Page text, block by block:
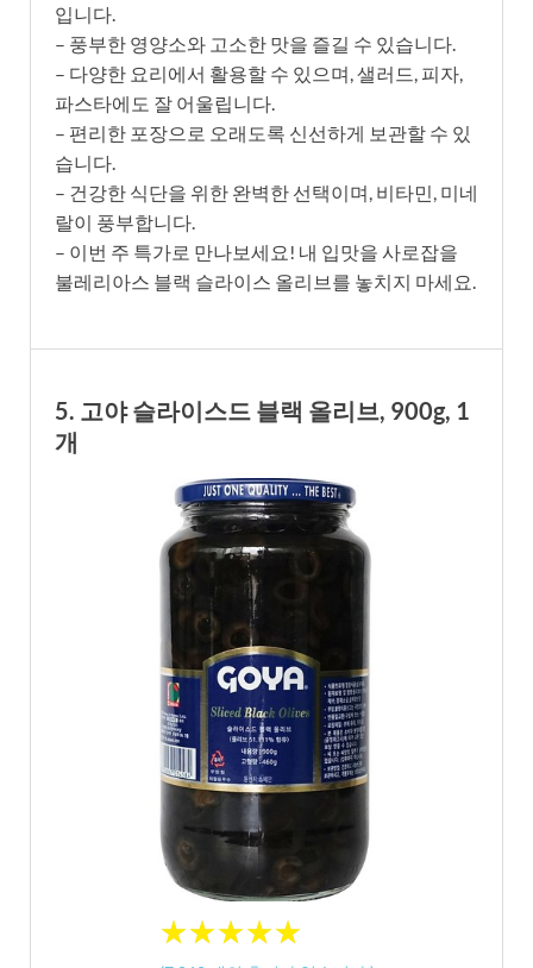
입니다.
– 풍부한 영양소와 고소한 맛을 즐길 수 있습니다.
– 다양한 요리에서 활용할 수 있으며, 샐러드, 피자,
파스타에도 잘 어울립니다.
– 편리한 포장으로 오래도록 신선하게 보관할 수 있
습니다.
– 건강한 식단을 위한 완벽한 선택이며, 비타민, 미네
랄이 풍부합니다.
– 이번 주 특가로 만나보세요! 내 입맛을 사로잡을
불레리아스 블랙 슬라이스 올리브를 놓치지 마세요.
5. 고야 슬라이스드 블랙 올리브, 900g, 1
개
★★★★★
★★★★★